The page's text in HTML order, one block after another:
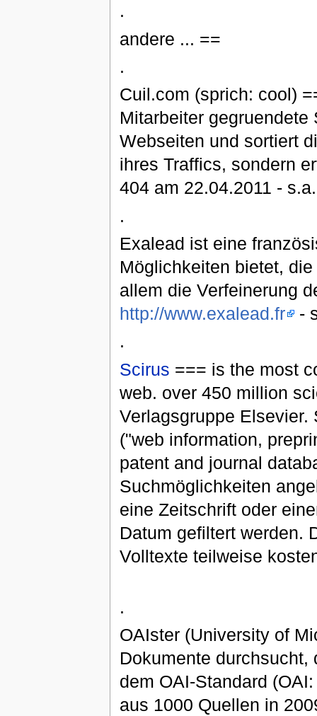
.
andere ... ==
.
Cuil.com (sprich: cool)
Mitarbeiter
Webseiten und sortiert
ihres Traffics, sondern
404 am 22.04.2011 -
.
Exalead ist eine
Möglichkeiten bietet,
allem die Verfeinerung
http://www.exalead.fr -
.
Scirus === is the most
web. over 450 million
Verlagsgruppe
("web information,
patent and journal
Suchmöglichkeiten
eine Zeitschrift oder
Datum gefiltert werden.
Volltexte teilweise
.
OAIster (University of
Dokumente
dem OAI-Standard
aus 1000 Quellen in